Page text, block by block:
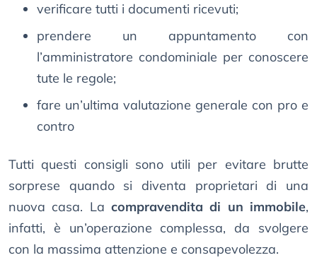
verificare tutti i documenti ricevuti;
prendere un appuntamento con
l’amministratore condominiale per conoscere
tute le regole;
fare un’ultima valutazione generale con pro e
contro
Tutti questi consigli sono utili per evitare brutte
sorprese quando si diventa proprietari di una
nuova casa. La compravendita di un immobile,
infatti, è un’operazione complessa, da svolgere
con la massima attenzione e consapevolezza.